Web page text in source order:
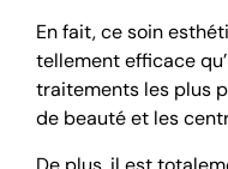
En fait, ce soin
tellement efficace
traitements les plus
de beauté et les